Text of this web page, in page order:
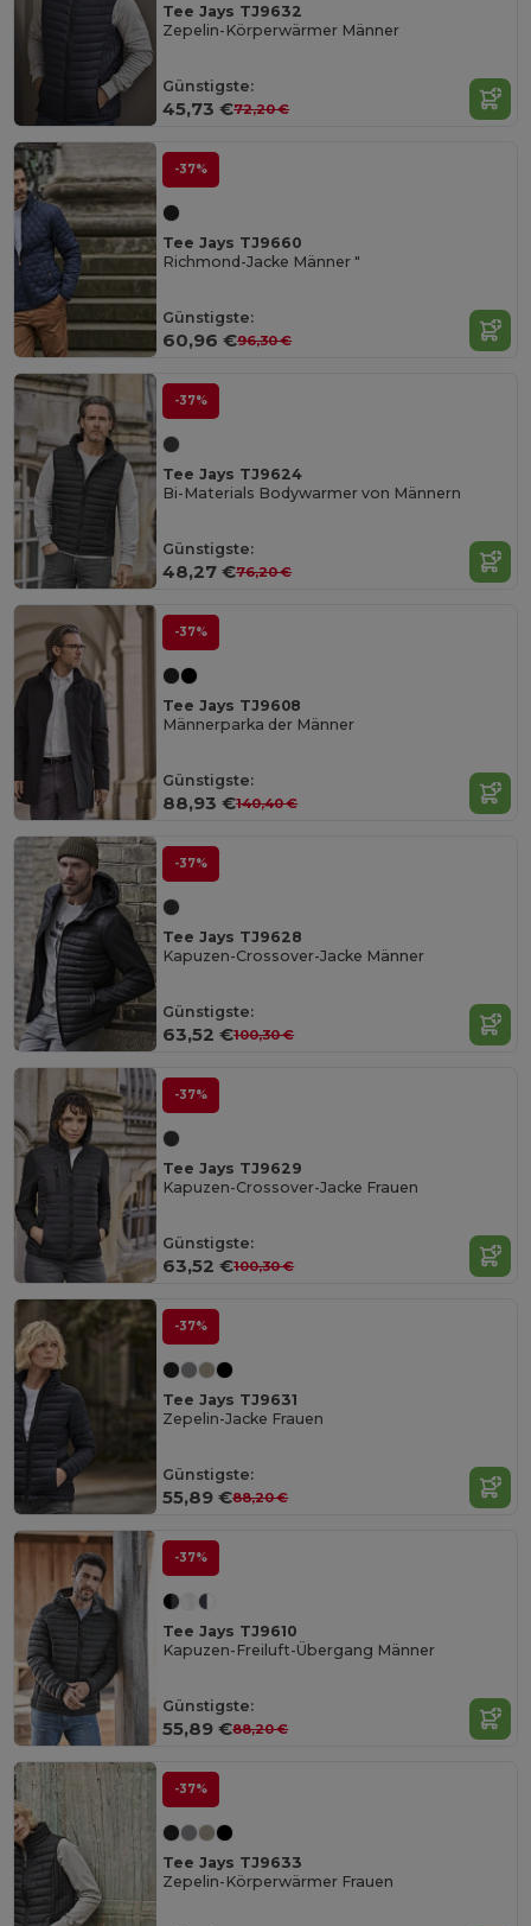
Tee Jays TJ9632
Zepelin-Körperwärmer Männer
Günstigste:
45,73 €72,20 €
-37%
Tee Jays TJ9660
Richmond-Jacke Männer "
Günstigste:
60,96 €96,30 €
-37%
Tee Jays TJ9624
Bi-Materials Bodywarmer von Männern
Günstigste:
48,27 €76,20 €
-37%
Tee Jays TJ9608
Männerparka der Männer
Günstigste:
88,93 €140,40 €
-37%
Tee Jays TJ9628
Kapuzen-Crossover-Jacke Männer
Günstigste:
63,52 €100,30 €
-37%
Tee Jays TJ9629
Kapuzen-Crossover-Jacke Frauen
Günstigste:
63,52 €100,30 €
-37%
Tee Jays TJ9631
Zepelin-Jacke Frauen
Günstigste:
55,89 €88,20 €
-37%
Tee Jays TJ9610
Kapuzen-Freiluft-Übergang Männer
Günstigste:
55,89 €88,20 €
-37%
Tee Jays TJ9633
Zepelin-Körperwärmer Frauen